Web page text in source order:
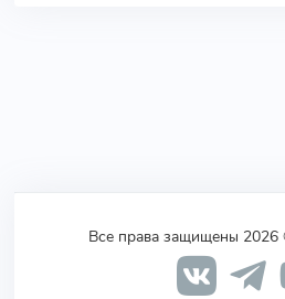
Все права защищены